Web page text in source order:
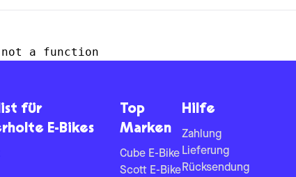
a function
für
E-Bikes
Top
Marken
Cube E-Bike
Scott E-Bike
Hilfe
Zahlung
Lieferung
Rücksendung